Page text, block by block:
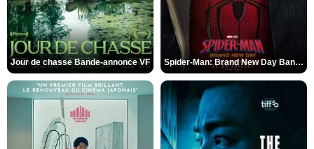
Jour de chasse Bande-annonce VF Spider-Man: Brand New Day Bande-annonce (3) VO STFR